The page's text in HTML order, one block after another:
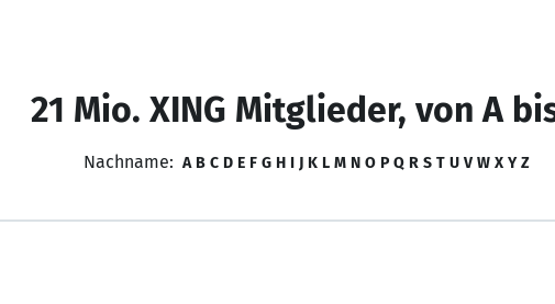
21 Mio. XING Mitglieder, von A
Nachname: A B C D E F G H I J K L M N O P Q R S T U V W X Y Z